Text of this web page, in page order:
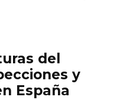
del
y
España